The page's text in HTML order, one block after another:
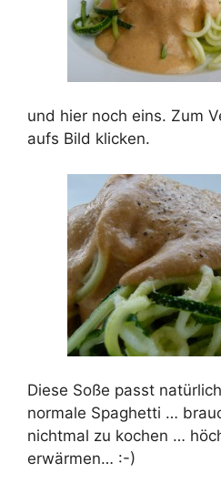
und hier noch eins. Zum
aufs Bild klicken.
Diese Soße passt
normale Spaghetti …
nichtmal zu kochen …
erwärmen… :-)